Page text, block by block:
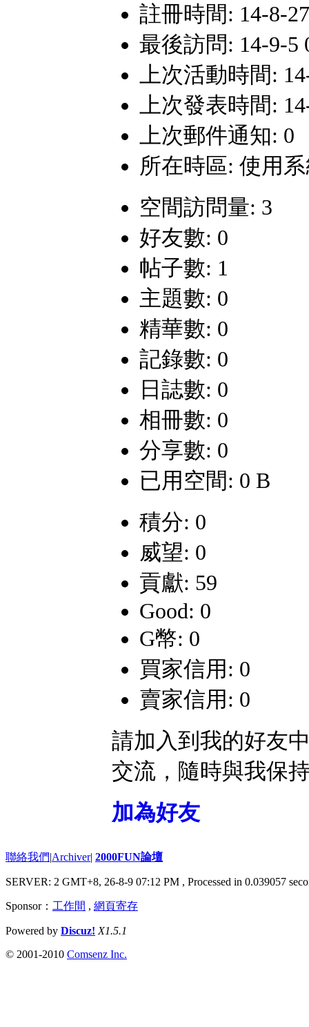
註冊時間: 14-8-
最後訪問: 14-9-5
上次活動時間:
上次發表時間:
上次郵件通知: 0
所在時區: 使用
空間訪問量: 3
好友數: 0
帖子數: 1
主題數: 0
精華數: 0
記錄數: 0
日誌數: 0
相冊數: 0
分享數: 0
已用空間: 0 B
積分: 0
威望: 0
貢獻: 59
Good: 0
G幣: 0
買家信用: 0
賣家信用: 0
請加入到我的好友
交流，隨時與我保
加為好友
聯絡我們|Archiver| 2000FUN論壇
SERVER: 2 GMT+8, 26-8-9 07:12 PM , Processed in 0.039057
Sponsor： 工作間 , 網頁寄存
Powered by Discuz! X1.5.1
© 2001-2010 Comsenz Inc.